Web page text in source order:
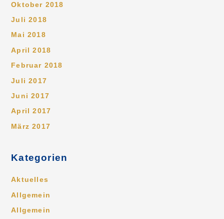
Oktober 2018
Juli 2018
Mai 2018
April 2018
Februar 2018
Juli 2017
Juni 2017
April 2017
März 2017
Kategorien
Aktuelles
Allgemein
Allgemein